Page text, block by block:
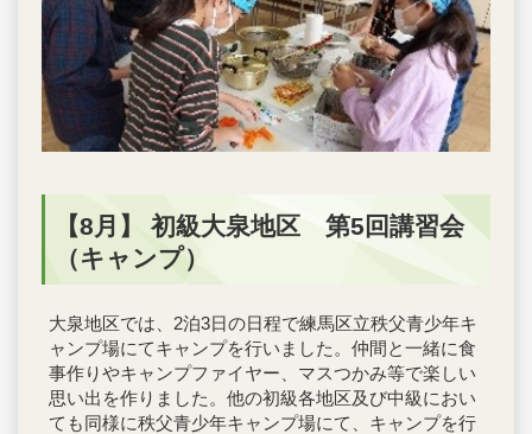
【8月】 初級大泉地区 第5回講習会
（キャンプ）
大泉地区では、2泊3日の日程で練馬区立秩父青少年キ
ャンプ場にてキャンプを行いました。仲間と一緒に食
事作りやキャンプファイヤー、マスつかみ等で楽しい
思い出を作りました。他の初級各地区及び中級におい
ても同様に秩父青少年キャンプ場にて、キャンプを行